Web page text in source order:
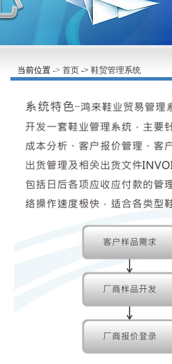
当前位置 -> 首页 -> 鞋贸管理系统